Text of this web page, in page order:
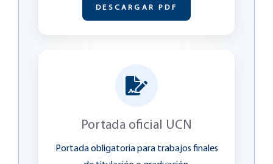
DESCARGAR PDF
Portada oficial UCN
Portada obligatoria para trabajos finales